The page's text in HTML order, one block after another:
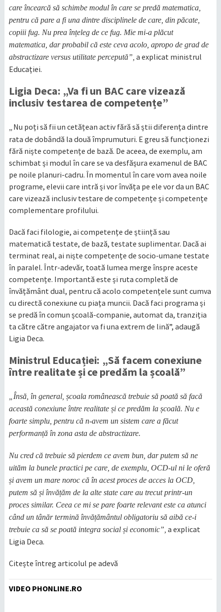
care încearcă să schimbe modul în care se predă matematica,
pentru că pare a fi una dintre disciplinele de care, din păcate,
copiii fug. Nu prea înțeleg de ce fug. Mie mi-a plăcut
matematica, dar probabil că este ceva acolo, apropo de grad de
abstractizare versus utilitate percepută”, a explicat ministrul
Educației.
Ligia Deca: „Va fi un BAC care vizează
inclusiv testarea de competențe”
Nu poți să fii un cetățean activ fără să știi diferența dintre
rata de dobândă la două împrumuturi. E greu să funcționezi
fără niște competențe de bază. De aceea, de exemplu, am
schimbat și modul în care se va desfășura examenul de BAC
pe noile planuri-cadru. În momentul în care vom avea noile
programe, elevii care intră și vor învăța pe ele vor da un BAC
care vizează inclusiv testare de competențe și competențe
complementare profilului.
Dacă faci filologie, ai competențe de știință sau
matematică testate, de bază, testate suplimentar. Dacă ai
terminat real, ai niște competențe de socio-umane testate
în paralel. Într-adevăr, toată lumea merge înspre aceste
competențe. Importantă este și ruta completă de
învățământ dual, pentru că acolo competențele sunt cumva
cu directă conexiune cu piața muncii. Dacă faci programa și
se predă în comun școală-companie, automat da, tranziția
ta către către angajator va fi una extrem de lină”, adaugă
Ligia Deca.
Ministrul Educației: „Să facem conexiune
între realitate și ce predăm la școală”
„Însă, în general, școala românească trebuie să poată să facă
această conexiune între realitate și ce predăm la școală. Nu e
foarte simplu, pentru că n-avem un sistem care a făcut
performanță în zona asta de abstractizare.
Nu cred că trebuie să pierdem ce avem bun, dar putem să ne
uităm la bunele practici pe care, de exemplu, OCD-ul ni le oferă
și avem un mare noroc că în acest proces de acces la OCD,
putem să și învățăm de la alte state care au trecut printr-un
proces similar. Ceea ce mi se pare foarte relevant este ca atunci
când un tânăr termină învățământul obligatoriu să aibă ce-i
trebuie ca să se poată integra social și economic”, a explicat
Ligia Deca.
Citește întreg articolul pe adevă
VIDEO PHONLINE.RO